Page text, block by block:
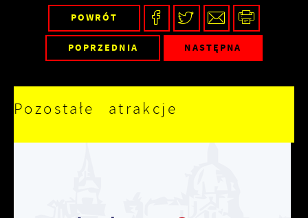
POWRÓT
POPRZEDNIA NASTĘPNA
Pozostałe atrakcje